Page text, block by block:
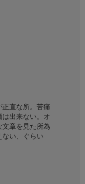
直な所。苦痛
出来ない。オ
文章を見た所為
い、ぐらい